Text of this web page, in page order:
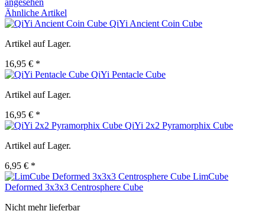
angesehen
Ähnliche Artikel
QiYi Ancient Coin Cube
Artikel auf Lager.
16,95 € *
QiYi Pentacle Cube
Artikel auf Lager.
16,95 € *
QiYi 2x2 Pyramorphix Cube
Artikel auf Lager.
6,95 € *
LimCube
Deformed 3x3x3 Centrosphere Cube
Nicht mehr lieferbar